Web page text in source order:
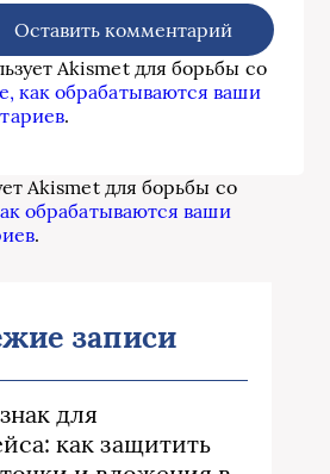
Akismet для борьбы со
как обрабатываются ваши
.
Akismet для борьбы со
обрабатываются ваши
.
записи
для
как защитить